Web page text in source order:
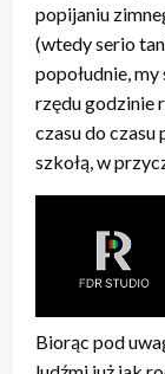
popijaniu
(wtedy serio
popołudnie,
rzędu godzinie
czasu do czasu
szkołą, w
Biorąc pod